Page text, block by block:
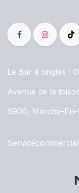
Le Bar à ongles :
Avenue de la
6900, Marche-En-